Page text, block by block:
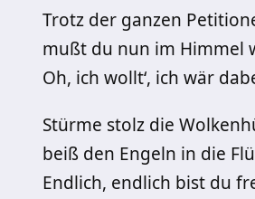
Trotz der ganzen
mußt du nun im Himmel
Oh, ich wollt‘, ich wär
Stürme stolz die
beiß den Engeln in die
Endlich, endlich bist du